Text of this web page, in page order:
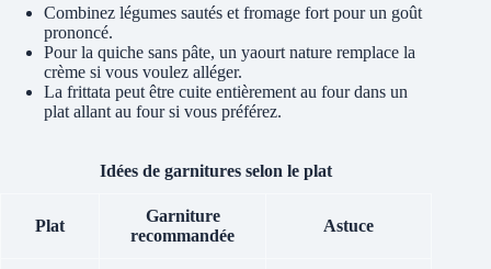
Combinez légumes sautés et fromage fort pour un goût
prononcé.
Pour la quiche sans pâte, un yaourt nature remplace la
crème si vous voulez alléger.
La frittata peut être cuite entièrement au four dans un
plat allant au four si vous préférez.
Idées de garnitures selon le plat
Plat
Garniture
recommandée
Astuce